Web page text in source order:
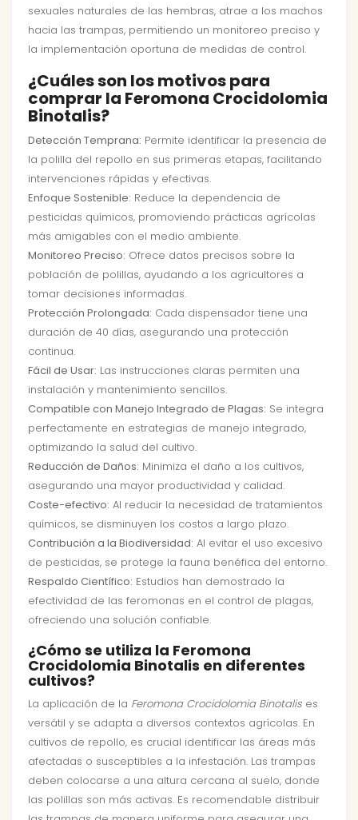
sexuales naturales de las hembras, atrae a los machos
hacia las trampas, permitiendo un monitoreo preciso y
la implementación oportuna de medidas de control.
¿Cuáles son los motivos para
comprar la Feromona Crocidolomia
Binotalis?
Detección Temprana: Permite identificar la presencia de
la polilla del repollo en sus primeras etapas, facilitando
intervenciones rápidas y efectivas.
Enfoque Sostenible: Reduce la dependencia de
pesticidas químicos, promoviendo prácticas agrícolas
más amigables con el medio ambiente.
Monitoreo Preciso: Ofrece datos precisos sobre la
población de polillas, ayudando a los agricultores a
tomar decisiones informadas.
Protección Prolongada: Cada dispensador tiene una
duración de 40 días, asegurando una protección
continua.
Fácil de Usar: Las instrucciones claras permiten una
instalación y mantenimiento sencillos.
Compatible con Manejo Integrado de Plagas: Se integra
perfectamente en estrategias de manejo integrado,
optimizando la salud del cultivo.
Reducción de Daños: Minimiza el daño a los cultivos,
asegurando una mayor productividad y calidad.
Coste-efectivo: Al reducir la necesidad de tratamientos
químicos, se disminuyen los costos a largo plazo.
Contribución a la Biodiversidad: Al evitar el uso excesivo
de pesticidas, se protege la fauna benéfica del entorno.
Respaldo Científico: Estudios han demostrado la
efectividad de las feromonas en el control de plagas,
ofreciendo una solución confiable.
¿Cómo se utiliza la Feromona
Crocidolomia Binotalis en diferentes
cultivos?
La aplicación de la Feromona Crocidolomia Binotalises
versátil y se adapta a diversos contextos agrícolas. En
cultivos de repollo, es crucial identificar las áreas más
afectadas o susceptibles a la infestación. Las trampas
deben colocarse a una altura cercana al suelo, donde
las polillas son más activas. Es recomendable distribuir